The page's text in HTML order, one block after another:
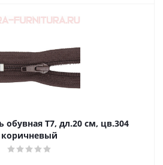
обувная Т7, дл.20 см, цв.304
коричневый